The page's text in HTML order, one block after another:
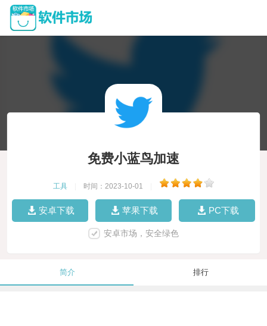
免费小蓝鸟加速
工具 时间：2023-10-01
安卓下载 苹果下载 PC下载
安卓市场，安全绿色
简介 排行